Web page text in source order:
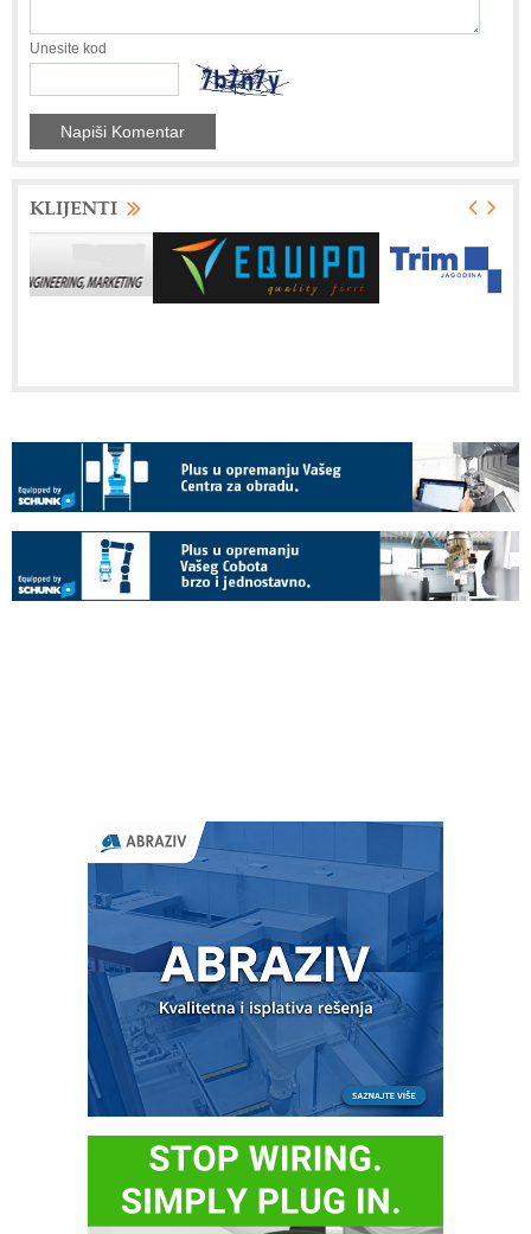
Unesite kod
KLIJENTI